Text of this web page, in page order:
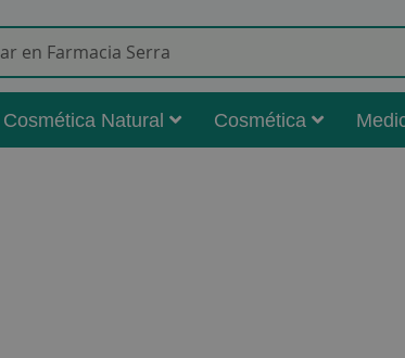
Cosmética Natural Cosmética